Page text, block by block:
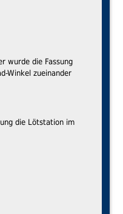
wurde die Fassung
Winkel zueinander
die Lötstation im